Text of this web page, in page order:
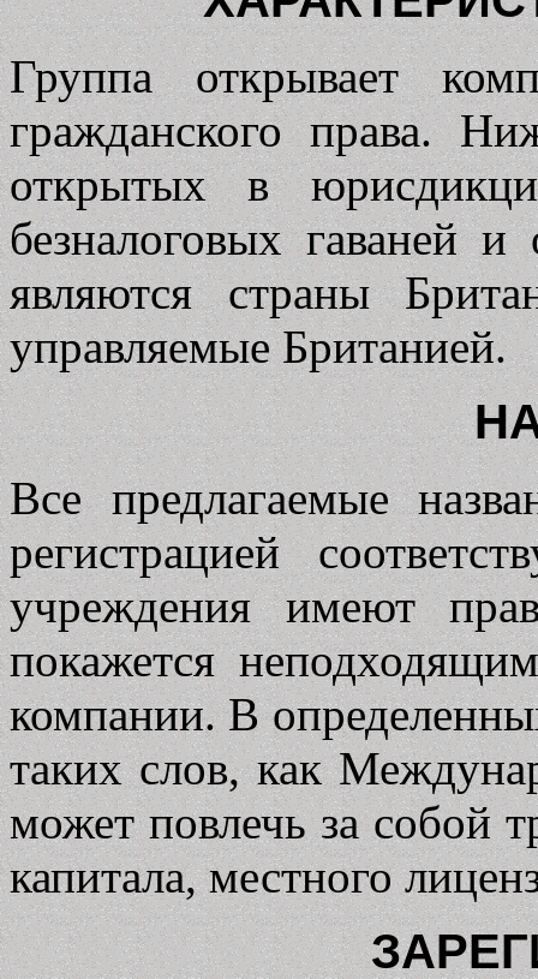
Группа открывает
гражданского права.
открытых в
безналоговых гаваней
являются страны
управляемые Британией.
Все предлагаемые
регистрацией
учреждения имеют
покажется
компании. В
таких слов, как
может повлечь за собой
капитала, местного